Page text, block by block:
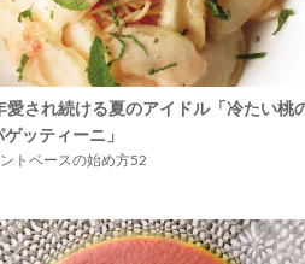
愛され続ける夏のアイドル「冷たい桃
ッティーニ」
トベースの始め方52